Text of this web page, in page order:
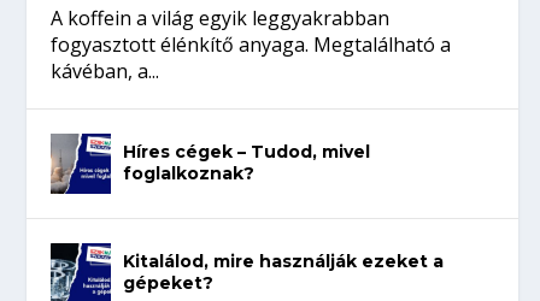
A koffein a világ egyik leggyakrabban
fogyasztott élénkítő anyaga. Megtalálható a
kávéban, a...
Híres cégek – Tudod, mivel
foglalkoznak?
Kitalálod, mire használják ezeket a
gépeket?